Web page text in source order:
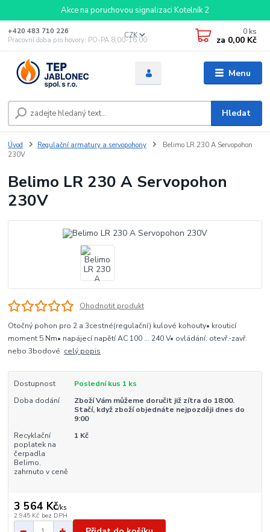
Akce na poruchovou signalizaci Kotelník 2
Menu
CZK
Hledat
+420 483 710 226
Pracovní doba pro hovory: PO-PA 8,00-16,00
0 ks
za 0,00 Kč
Úvod Regulační armatury a servopohony
Belimo LR 230 A Servopohon
230V
Belimo LR 230 A Servopohon
230V
Ohodnotit produkt
Otočný pohon pro 2 a 3cestné(regulační) kulové kohouty• krouticí
moment 5 Nm• napájecí napětí AC 100 ... 240 V• ovládání: otevř.-zavř.
nebo 3bodové celý popis
Dostupnost
Poslední kus 1 ks
Doba dodání
Zboží Vám můžeme doručit již zítra do 18:00.
Stačí, když zboží objednáte nejpozději dnes do
9:00
Recyklační
poplatek na
čerpadla
Belimo,
zahrnuto v ceně
1 Kč
3 564 Kč/ks
2 945 Kč bez DPH